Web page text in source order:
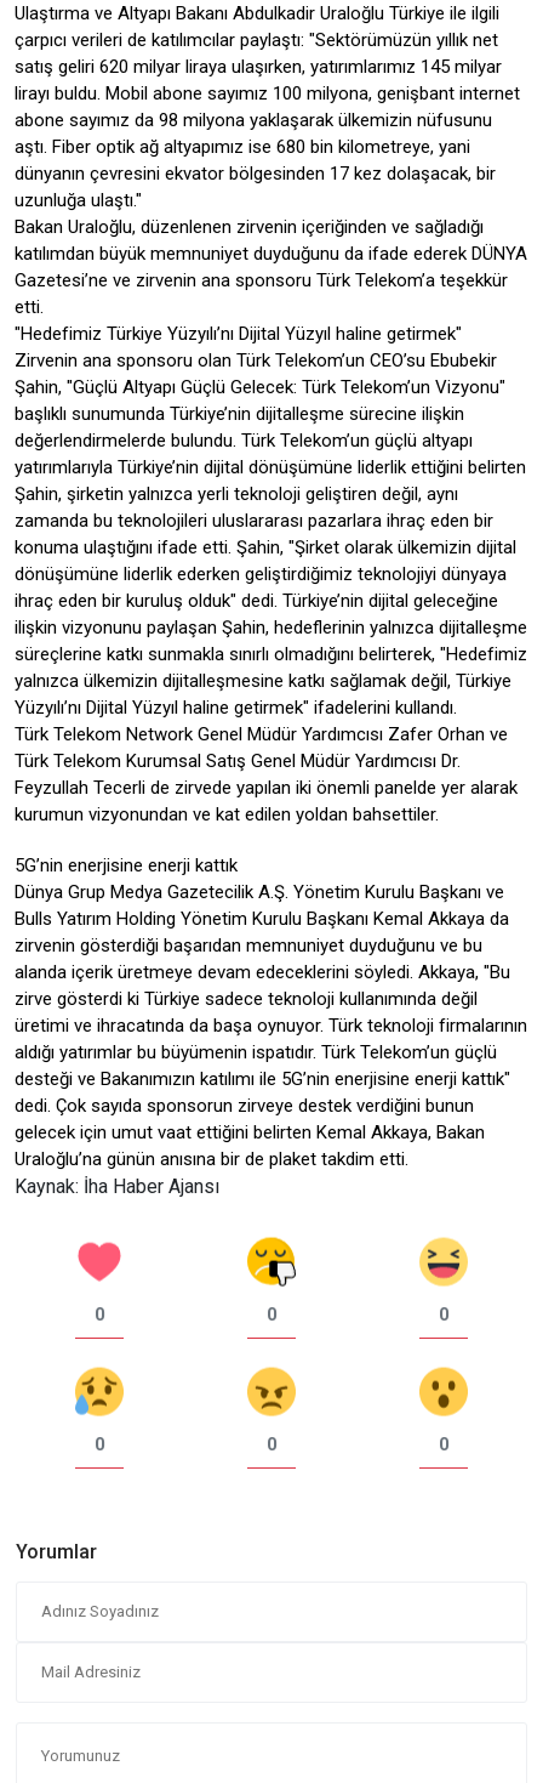
Ulaştırma ve Altyapı Bakanı Abdulkadir Uraloğlu Türkiye ile ilgili
çarpıcı verileri de katılımcılar paylaştı: "Sektörümüzün yıllık net
satış geliri 620 milyar liraya ulaşırken, yatırımlarımız 145 milyar
lirayı buldu. Mobil abone sayımız 100 milyona, genişbant internet
abone sayımız da 98 milyona yaklaşarak ülkemizin nüfusunu
aştı. Fiber optik ağ altyapımız ise 680 bin kilometreye, yani
dünyanın çevresini ekvator bölgesinden 17 kez dolaşacak, bir
uzunluğa ulaştı."
Bakan Uraloğlu, düzenlenen zirvenin içeriğinden ve sağladığı
katılımdan büyük memnuniyet duyduğunu da ifade ederek DÜNYA
Gazetesi’ne ve zirvenin ana sponsoru Türk Telekom’a teşekkür
etti.
"Hedefimiz Türkiye Yüzyılı’nı Dijital Yüzyıl haline getirmek"
Zirvenin ana sponsoru olan Türk Telekom’un CEO’su Ebubekir
Şahin, "Güçlü Altyapı Güçlü Gelecek: Türk Telekom’un Vizyonu"
başlıklı sunumunda Türkiye’nin dijitalleşme sürecine ilişkin
değerlendirmelerde bulundu. Türk Telekom’un güçlü altyapı
yatırımlarıyla Türkiye’nin dijital dönüşümüne liderlik ettiğini belirten
Şahin, şirketin yalnızca yerli teknoloji geliştiren değil, aynı
zamanda bu teknolojileri uluslararası pazarlara ihraç eden bir
konuma ulaştığını ifade etti. Şahin, "Şirket olarak ülkemizin dijital
dönüşümüne liderlik ederken geliştirdiğimiz teknolojiyi dünyaya
ihraç eden bir kuruluş olduk" dedi. Türkiye’nin dijital geleceğine
ilişkin vizyonunu paylaşan Şahin, hedeflerinin yalnızca dijitalleşme
süreçlerine katkı sunmakla sınırlı olmadığını belirterek, "Hedefimiz
yalnızca ülkemizin dijitalleşmesine katkı sağlamak değil, Türkiye
Yüzyılı’nı Dijital Yüzyıl haline getirmek" ifadelerini kullandı.
Türk Telekom Network Genel Müdür Yardımcısı Zafer Orhan ve
Türk Telekom Kurumsal Satış Genel Müdür Yardımcısı Dr.
Feyzullah Tecerli de zirvede yapılan iki önemli panelde yer alarak
kurumun vizyonundan ve kat edilen yoldan bahsettiler.
5G’nin enerjisine enerji kattık
Dünya Grup Medya Gazetecilik A.Ş. Yönetim Kurulu Başkanı ve
Bulls Yatırım Holding Yönetim Kurulu Başkanı Kemal Akkaya da
zirvenin gösterdiği başarıdan memnuniyet duyduğunu ve bu
alanda içerik üretmeye devam edeceklerini söyledi. Akkaya, "Bu
zirve gösterdi ki Türkiye sadece teknoloji kullanımında değil
üretimi ve ihracatında da başa oynuyor. Türk teknoloji firmalarının
aldığı yatırımlar bu büyümenin ispatıdır. Türk Telekom’un güçlü
desteği ve Bakanımızın katılımı ile 5G’nin enerjisine enerji kattık"
dedi. Çok sayıda sponsorun zirveye destek verdiğini bunun
gelecek için umut vaat ettiğini belirten Kemal Akkaya, Bakan
Uraloğlu’na günün anısına bir de plaket takdim etti.
Kaynak: İha Haber Ajansı
0 0 0
0 0 0
Yorumlar